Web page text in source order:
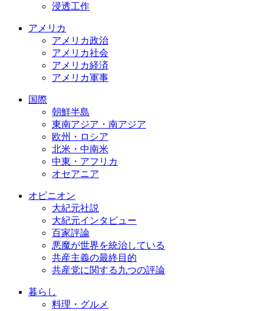
浸透工作
アメリカ
アメリカ政治
アメリカ社会
アメリカ経済
アメリカ軍事
国際
朝鮮半島
東南アジア・南アジア
欧州・ロシア
北米・中南米
中東・アフリカ
オセアニア
オピニオン
大紀元社説
大紀元インタビュー
百家評論
悪魔が世界を統治している
共産主義の最終目的
共産党に関する九つの評論
暮らし
料理・グルメ